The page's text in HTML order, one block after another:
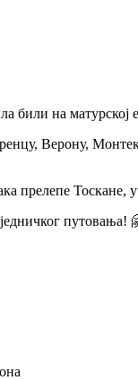
били на
Верону,
прелепе Тоскане,
путовања!